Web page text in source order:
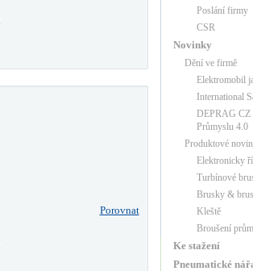
Porovnat
Poslání firmy
CSR
Novinky
Dění ve firmě
Elektromobil
International
DEPRAG CZ
Průmyslu 4.0
Produktové
Elektronicky
Turbínové
Brusky &
Kleště
Broušení
Ke stažení
Pneumatické